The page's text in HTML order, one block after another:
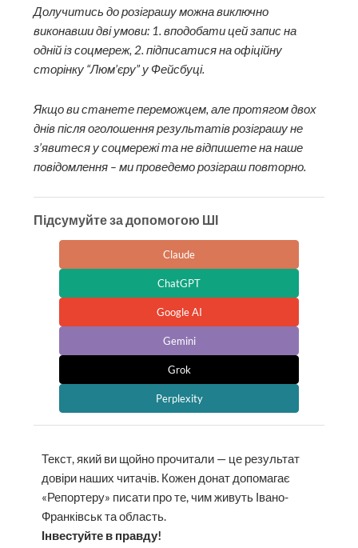
Долучитись до розіграшу можна виключно
виконавши дві умови: 1. вподобати цей запис на
одній із соцмереж, 2. підписатися на офіційну
сторінку “Люм’єру” у Фейсбуці.
Якщо ви станете переможцем, але протягом двох
днів після оголошення результатів розіграшу не
з’явитеся у соцмережі та не відпишете на наше
повідомлення – ми проведемо розіграш повторно.
Підсумуйте за допомогою ШІ
Claude
ChatGPT
Google AI
Gemini
Grok
Perplexity
Текст, який ви щойно прочитали — це результат
довіри наших читачів. Кожен донат допомагає
«Репортеру» писати про те, чим живуть Івано-
Франківськ та область.
Інвестуйте в правду!